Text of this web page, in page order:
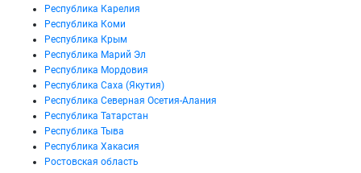
Республика Карелия
Республика Коми
Республика Крым
Республика Марий Эл
Республика Мордовия
Республика Саха (Якутия)
Республика Северная Осетия-Алания
Республика Татарстан
Республика Тыва
Республика Хакасия
Ростовская область